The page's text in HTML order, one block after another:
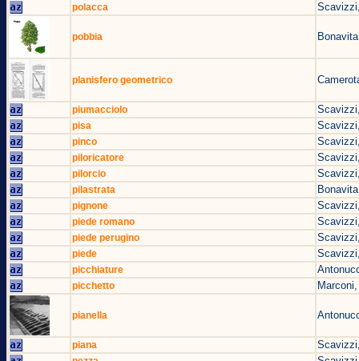
polacca
pobbia
planisfero geometrico
piumacciolo
pisa
pinco
piloricatore
pilorcio
pilastrata
pignone
piede romano
piede perugino
piede
picchiature
picchetto
pianella
piana